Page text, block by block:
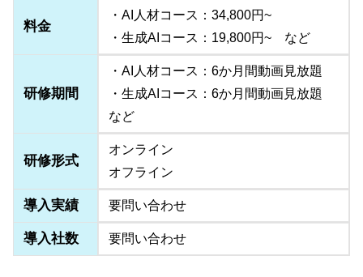
料金
・AI人材コース：34,800円~
・生成AIコース：19,800円~ など
研修期間
・AI人材コース：6か月間動画見放題
・生成AIコース：6か月間動画見放題
など
研修形式
オンライン
オフライン
導入実績 要問い合わせ
導入社数 要問い合わせ